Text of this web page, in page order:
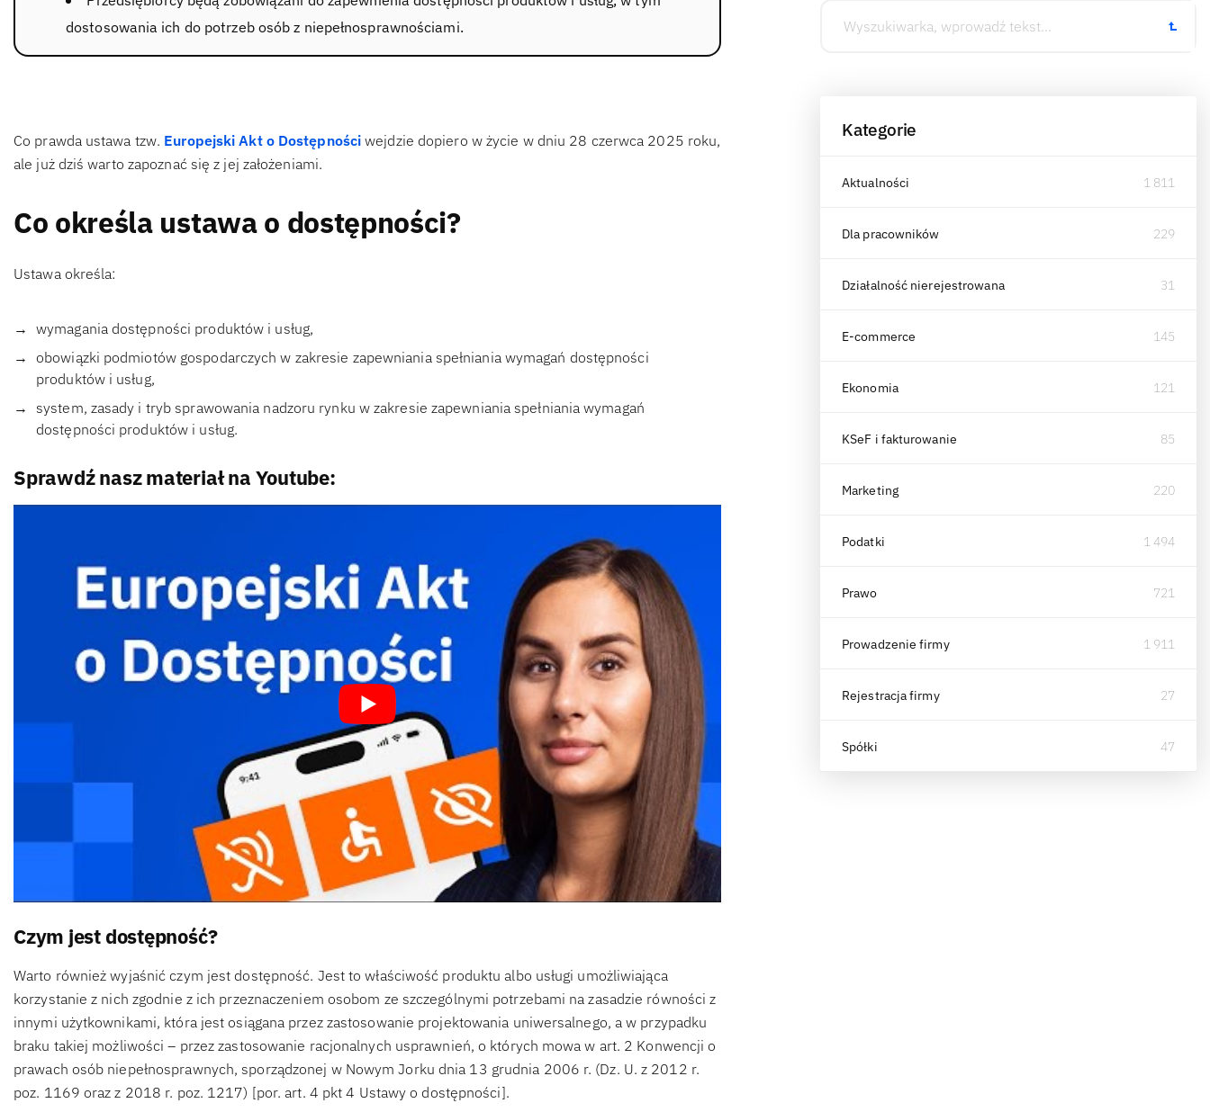
dostosowania ich do potrzeb osób z niepełnosprawnościami.
Co prawda ustawa tzw. Europejski Akt o Dostępności wejdzie dopiero w życie w dniu 28 czerwca 2025 roku,
ale już dziś warto zapoznać się z jej założeniami.
Co określa ustawa o dostępności?
Ustawa określa:
wymagania dostępności produktów i usług,
obowiązki podmiotów gospodarczych w zakresie zapewniania spełniania wymagań dostępności
produktów i usług,
system, zasady i tryb sprawowania nadzoru rynku w zakresie zapewniania spełniania wymagań
dostępności produktów i usług.
Sprawdź nasz materiał na Youtube:
Czym jest dostępność?
Warto również wyjaśnić czym jest dostępność. Jest to właściwość produktu albo usługi umożliwiająca
korzystanie z nich zgodnie z ich przeznaczeniem osobom ze szczególnymi potrzebami na zasadzie równości z
innymi użytkownikami, która jest osiągana przez zastosowanie projektowania uniwersalnego, a w przypadku
braku takiej możliwości – przez zastosowanie racjonalnych usprawnień, o których mowa w art. 2 Konwencji o
prawach osób niepełnosprawnych, sporządzonej w Nowym Jorku dnia 13 grudnia 2006 r. (Dz. U. z 2012 r.
poz. 1169 oraz z 2018 r. poz. 1217) [por. art. 4 pkt 4 Ustawy o dostępności].
Kategorie
Aktualności 1 811
Dla pracowników 229
Działalność nierejestrowana 31
E-commerce 145
Ekonomia 121
KSeF i fakturowanie 85
Marketing 220
Podatki 1 494
Prawo 721
Prowadzenie firmy 1 911
Rejestracja firmy 27
Spółki 47